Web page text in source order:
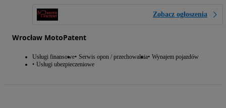
Zobacz ogłoszenia
Wrocław MotoPatent
Usługi finansowe Serwis opon / przechowalnia Wynajem pojazdów
Usługi ubezpieczeniowe